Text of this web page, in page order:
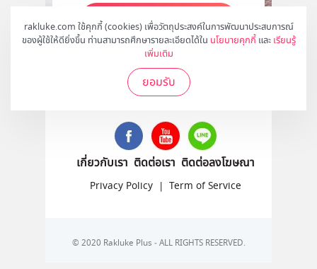
rakluke.com ใช้คุกกี้ (cookies) เพื่อวัตถุประสงค์ในการพัฒนาประสบการณ์
ของผู้ใช้ให้ดียิ่งขึ้น ท่านสามารถศึกษารายละเอียดได้ใน นโยบายคุกกี้ และ เรียนรู้
เพิ่มเติม
ยอมรับ
สมัคร
ติดตามเราได้ที่
เกี่ยวกับเรา ติดต่อเรา ติดต่อลงโฆษณา
Privacy Policy | Term of Service
© 2020 Rakluke Plus - ALL RIGHTS RESERVED.